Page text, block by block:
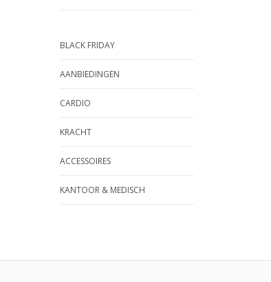
BLACK FRIDAY
AANBIEDINGEN
CARDIO
KRACHT
ACCESSOIRES
KANTOOR & MEDISCH